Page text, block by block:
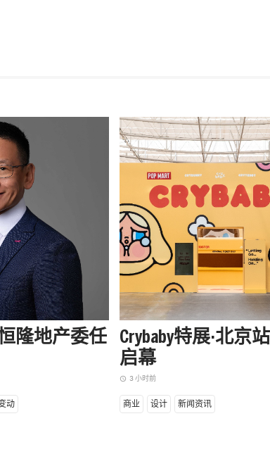
隆地产委任
动
Crybaby特展·北京
启幕
access_time 3 小时前
商业 设计 新闻资讯